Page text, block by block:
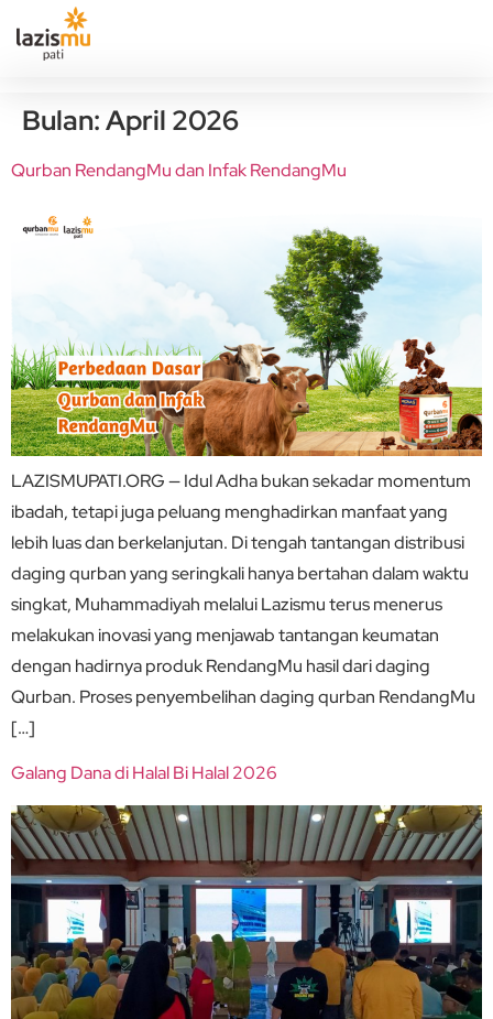
Bulan:April 2026
Qurban RendangMu dan Infak RendangMu
LAZISMUPATI.ORG — Idul Adha bukan sekadar momentum
ibadah, tetapi juga peluang menghadirkan manfaat yang
lebih luas dan berkelanjutan. Di tengah tantangan distribusi
daging qurban yang seringkali hanya bertahan dalam waktu
singkat, Muhammadiyah melalui Lazismu terus menerus
melakukan inovasi yang menjawab tantangan keumatan
dengan hadirnya produk RendangMu hasil dari daging
Qurban. Proses penyembelihan daging qurban RendangMu
[…]
Galang Dana di Halal Bi Halal 2026